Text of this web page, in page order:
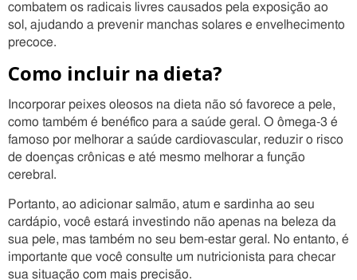
combatem os radicais livres causados pela exposição ao
sol, ajudando a prevenir manchas solares e envelhecimento
precoce.
Como incluir na dieta?
Incorporar peixes oleosos na dieta não só favorece a pele,
como também é benéfico para a saúde geral. O ômega-3 é
famoso por melhorar a saúde cardiovascular, reduzir o risco
de doenças crônicas e até mesmo melhorar a função
cerebral.
Portanto, ao adicionar salmão, atum e sardinha ao seu
cardápio, você estará investindo não apenas na beleza da
sua pele, mas também no seu bem-estar geral. No entanto, é
importante que você consulte um nutricionista para checar
sua situação com mais precisão.